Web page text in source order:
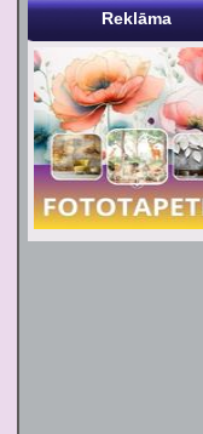
Reklāma